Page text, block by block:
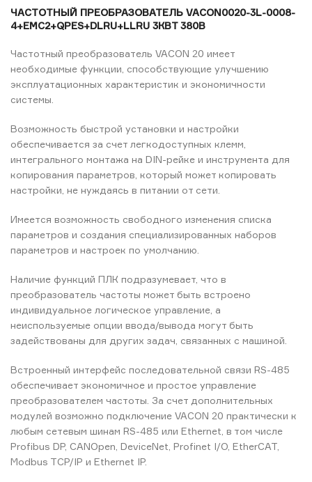
ЧАСТОТНЫЙ ПРЕОБРАЗОВАТЕЛЬ VACON0020-3L-0008-
4+EMC2+QPES+DLRU+LLRU 3КВТ 380В
Частотный преобразователь VACON 20 имеет
необходимые функции, способствующие улучшению
эксплуатационных характеристик и экономичности
системы.
Возможность быстрой установки и настройки
обеспечивается за счет легкодоступных клемм,
интегрального монтажа на DIN-рейке и инструмента для
копирования параметров, который может копировать
настройки, не нуждаясь в питании от сети.
Имеется возможность свободного изменения списка
параметров и создания специализированных наборов
параметров и настроек по умолчанию.
Наличие функций ПЛК подразумевает, что в
преобразователь частоты может быть встроено
индивидуальное логическое управление, а
неиспользуемые опции ввода/вывода могут быть
задействованы для других задач, связанных с машиной.
Встроенный интерфейс последовательной связи RS-485
обеспечивает экономичное и простое управление
преобразователем частоты. За счет дополнительных
модулей возможно подключение VACON 20 практически к
любым сетевым шинам RS-485 или Ethernet, в том числе
Profibus DP, CANOpen, DeviceNet, Profinet I/O, EtherCAT,
Modbus TCP/IP и Ethernet IP.